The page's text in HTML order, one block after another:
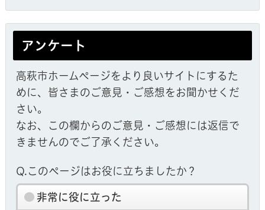
アンケート
高萩市ホームページをより良いサイトにするた
めに、皆さまのご意見・ご感想をお聞かせくだ
さい。
なお、この欄からのご意見・ご感想には返信で
きませんのでご了承ください。
Q.このページはお役に立ちましたか？
非常に役に立った